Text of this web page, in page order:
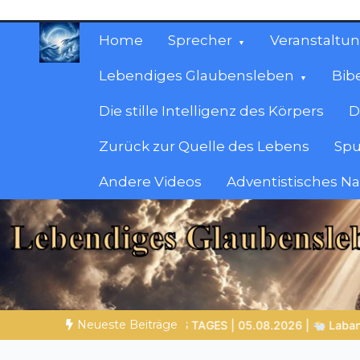
springen
Home Sprecher
Lebendiges Glaubensleben
Die stille Intelligenz des Körpers
Zurück zur Quelle des Lebens
Andere Videos Adventistisches
Christliche
Materialien, die stärken. Antworten, die
Neueste Beiträge
– der Mann, der andere überlistete und selbst Gottes Grenzen